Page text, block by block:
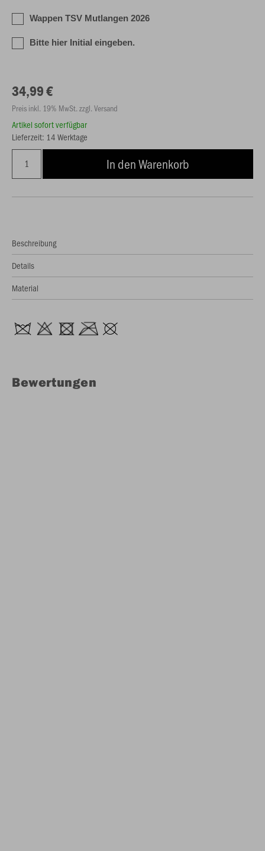
Wappen TSV Mutlangen 2026
Bitte hier Initial eingeben.
34,99 €
Preis inkl. 19% MwSt. zzgl. Versand
Artikel sofort verfügbar
Lieferzeit: 14 Werktage
In den Warenkorb
Beschreibung
Details
Material
Bewertungen